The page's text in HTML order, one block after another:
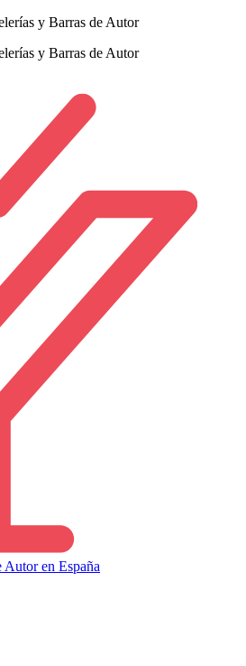
y Barras de Autor
y Barras de Autor
Autor en España